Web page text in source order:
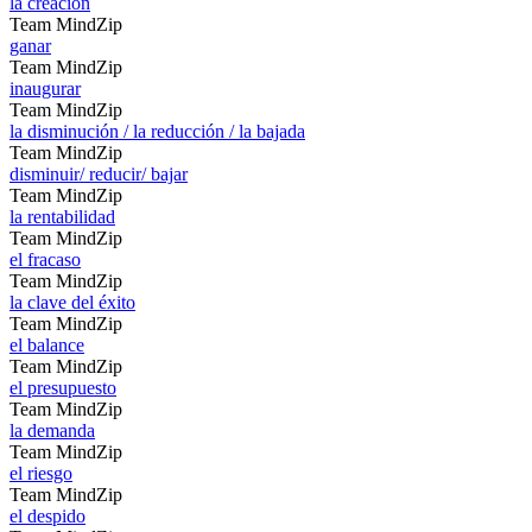
Team MindZip
ganar
Team MindZip
inaugurar
Team MindZip
la disminución / la reducción / la bajada
Team MindZip
disminuir/ reducir/ bajar
Team MindZip
la rentabilidad
Team MindZip
el fracaso
Team MindZip
la clave del éxito
Team MindZip
el balance
Team MindZip
el presupuesto
Team MindZip
la demanda
Team MindZip
el riesgo
Team MindZip
el despido